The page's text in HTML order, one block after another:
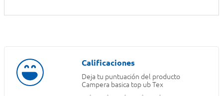
Deja tu puntuación del producto
Campera basica top ub Tex